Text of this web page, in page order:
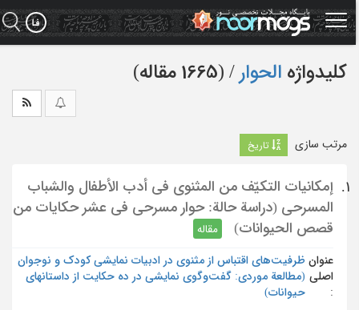
کلیدواژه الحوار ‏/ (1665 مقاله)
مرتب سازی تاریخ
1.
إمكانيات التكيّف من المثنوي في أدب الأطفال والشباب
المسرحي (دراسة حالة: حوار مسرحي في عشر حكايات من
قصص الحيوانات)
مقاله
عنوان
اصلی
ظرفیت‌های اقتباس از مثنوی در ادبیات نمایشی کودک و نوجوان
(مطالعة موردی: گفت‌وگوی نمایشی در ده حکایت از داستان‏های
حیوانات)